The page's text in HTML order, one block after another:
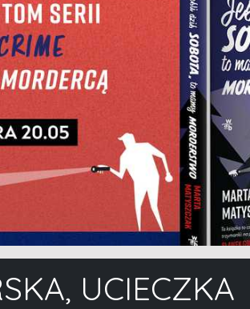
UCIECZKA